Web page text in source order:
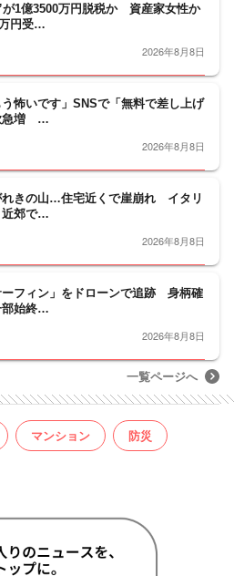
が1億3500万円脱税か 資産家女性か
円受…
2026年8月8日
怖いです」SNSで「無料で差し上げ
急増 …
2026年8月8日
れきの山…住宅近くで崖崩れ イタリ
近郊で…
2026年8月8日
ーフィン」をドローンで追跡 身柄確
部始終…
2026年8月8日
一覧ページへ
マンション 防災